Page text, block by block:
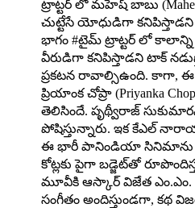
ట్రాట్టర్ లో మహేష్ బాబు
చుట్టేసే యోధుడిగా
భాగం #టైమ్ ట్రాట్టర్ లో
వీరుడిగా కనిపిస్తాడని టాక్
ప్రకటన రావాల్సిఉంది. కాగా,
ప్రియాంక చోప్రా (Priyanka
తెలిసిందే. పృథ్వీరాజ్‌
పోషిస్తున్నారు. ఇక కేఎల్‌
ఈ భారీ పానిండియా సినిమాను
కోట్లకు పైగా బడ్జెట్‌తో
మూవీకి ఆస్కార్ విజేత ఎం.ఎం.
సంగీతం అందిస్తుండ‌గా, క‌థ